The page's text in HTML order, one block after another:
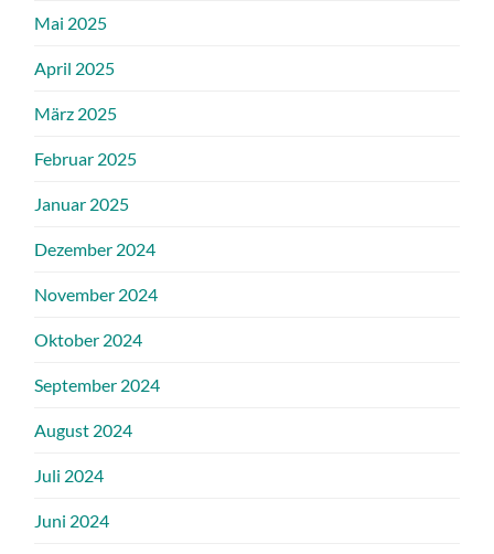
Mai 2025
April 2025
März 2025
Februar 2025
Januar 2025
Dezember 2024
November 2024
Oktober 2024
September 2024
August 2024
Juli 2024
Juni 2024